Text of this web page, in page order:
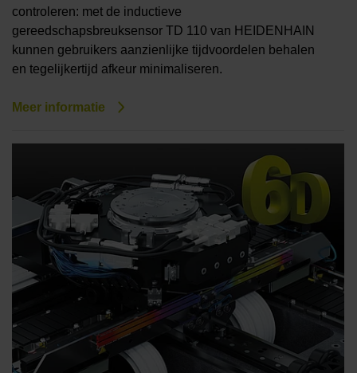
controleren: met de inductieve
gereedschapsbreuksensor TD 110 van HEIDENHAIN
kunnen gebruikers aanzienlijke tijdvoordelen behalen
en tegelijkertijd afkeur minimaliseren.
Meer informatie